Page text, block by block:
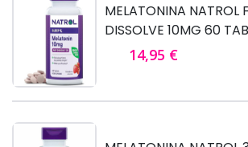
MELATONINA NATROL
DISSOLVE 10MG 60
14,95 €